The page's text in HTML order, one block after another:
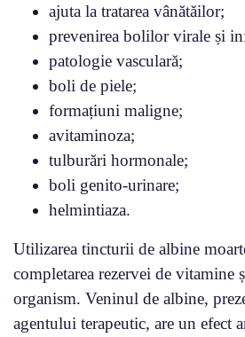
ajuta la tratarea vânătăilor;
prevenirea bolilor virale și
patologie vasculară;
boli de piele;
formațiuni maligne;
avitaminoza;
tulburări hormonale;
boli genito-urinare;
helmintiaza.
Utilizarea tincturii de albine
completarea rezervei de vitamine
organism. Veninul de albine,
agentului terapeutic, are un efect